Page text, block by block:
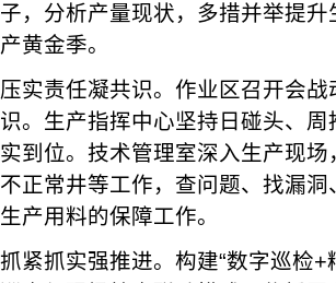
子，分析产量现状，多措并举提
产黄金季。
压实责任凝共识。作业区召开会
识。生产指挥中心坚持日碰头、
实到位。技术管理室深入生产现
不正常井等工作，查问题、找漏
生产用料的保障工作。
抓紧抓实强推进。构建“数字巡检